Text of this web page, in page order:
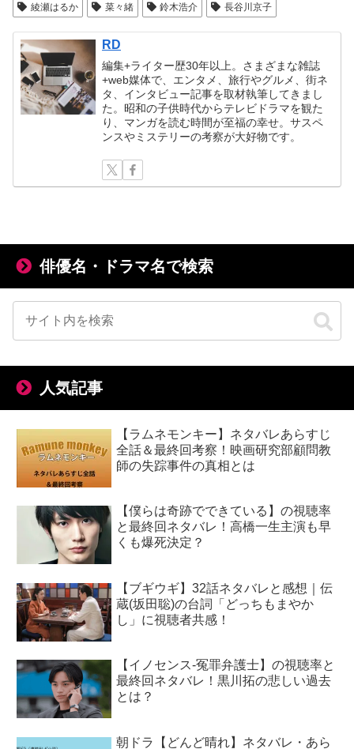
綾瀬はるか
菜々緒 鈴木浩介 長谷川京子
RD
編集+ライター歴30年以上。さまざまな雑誌
+web媒体で、エンタメ、旅行やグルメ、街ネ
タ、インタビュー記事を取材執筆してきまし
た。昭和の子供時代からテレビドラマを観た
り、マンガを読む時間が至福の幸せ。サスペ
ンスやミステリーの考察が大好物です。
俳優名・ドラマ名で検索
人気記事
【ラムネモンキー】ネタバレあらすじ
全話＆最終回考察！映画研究部顧問教
師の失踪事件の真相とは
【僕らは奇跡でできている】の視聴率
と最終回ネタバレ！高橋一生主演も早
くも爆死決定？
【ブギウギ】32話ネタバレと感想｜伝
蔵(坂田聡)の台詞「どっちもまやか
し」に視聴者共感！
【イノセンス-冤罪弁護士】の視聴率と
最終回ネタバレ！黒川拓の悲しい過去
とは？
朝ドラ【どんど晴れ】ネタバレ・あら